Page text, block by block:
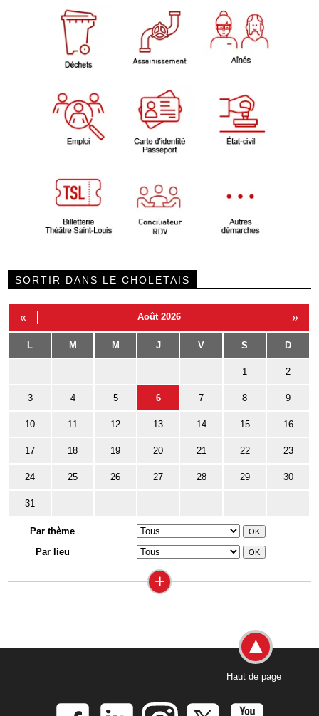
SORTIR DANS LE CHOLETAIS
« Août 2026 »
L M M J V S D
1 2
3 4 5 6 7 8 9
10 11 12 13 14 15 16
17 18 19 20 21 22 23
24 25 26 27 28 29 30
31
Par thème
Par lieu
+
Haut de page